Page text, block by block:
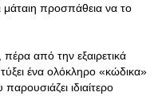
μάταιη προσπάθεια να το
από την εξαιρετικά
ένα ολόκληρο «κώδικα»
ιδιαίτερο